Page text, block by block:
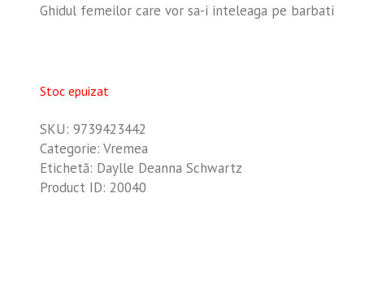
Ghidul femeilor care vor sa-i inteleaga pe barbati
Stoc epuizat
SKU: 9739423442
Categorie: Vremea
Etichetă: Daylle Deanna Schwartz
Product ID: 20040